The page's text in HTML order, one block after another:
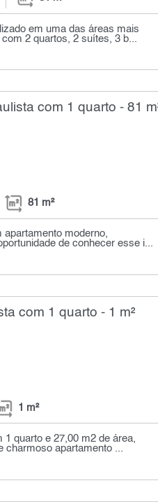
em uma das áreas mais
2 quartos, 2 suítes, 3 b...
com 1 quarto - 81
81 m²
apartamento moderno,
de conhecer esse i...
com 1 quarto - 1 m²
1 m²
quarto e 27,00 m2 de área,
charmoso apartamento ...